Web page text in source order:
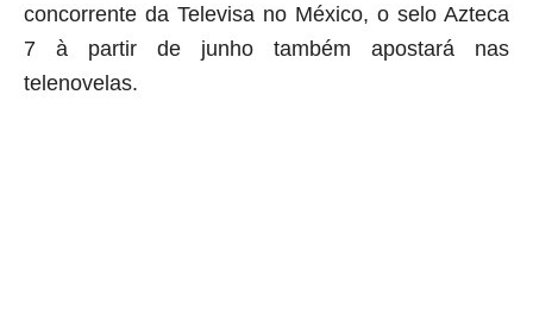
concorrente da Televisa no México, o selo Azteca
7 à partir de junho também apostará nas
telenovelas.